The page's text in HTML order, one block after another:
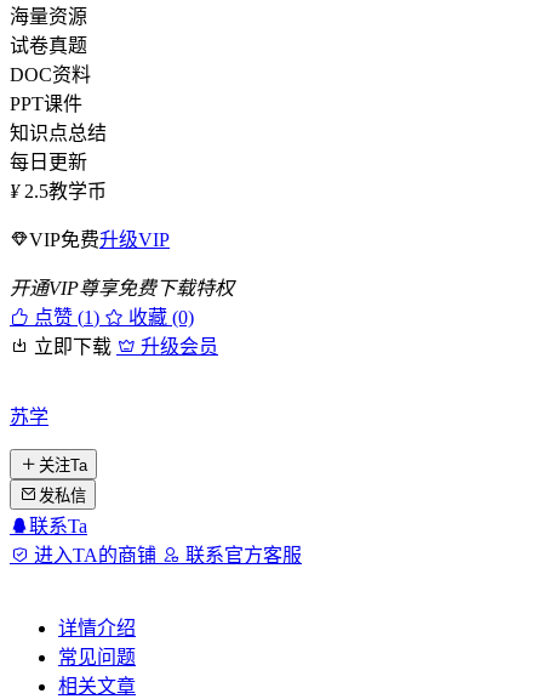
海量资源
试卷真题
DOC资料
PPT课件
知识点总结
每日更新
¥ 2.5教学币
VIP免费升级VIP
开通VIP尊享免费下载特权
点赞 (1)
收藏 (0)
立即下载
升级会员
苏学
关注Ta
发私信
联系Ta
进入TA的商铺
联系官方客服
详情介绍
常见问题
相关文章